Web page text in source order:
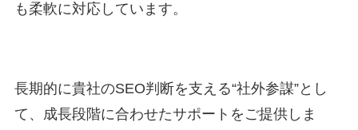
も柔軟に対応しています。
長期的に貴社のSEO判断を支える“社外参謀”とし
て、成長段階に合わせたサポートをご提供しま